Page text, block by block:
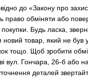
до «Закону про
право обміняти або
покупки. Будь ласка,
новий товар, який не був
тощо. Щоб зробити
вул. Гончара, 26-б або
деталей